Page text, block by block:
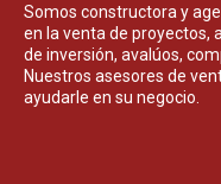
Somos constructora y
en la venta de proyectos,
de inversión, avalúos,
Nuestros asesores de
ayudarle en su negocio.